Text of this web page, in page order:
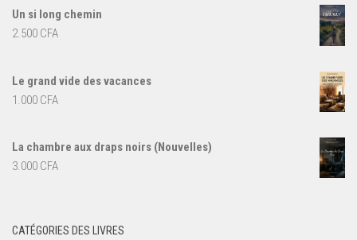
Un si long chemin
2.500 CFA
Le grand vide des vacances
1.000 CFA
La chambre aux draps noirs (Nouvelles)
3.000 CFA
CATÉGORIES DES LIVRES